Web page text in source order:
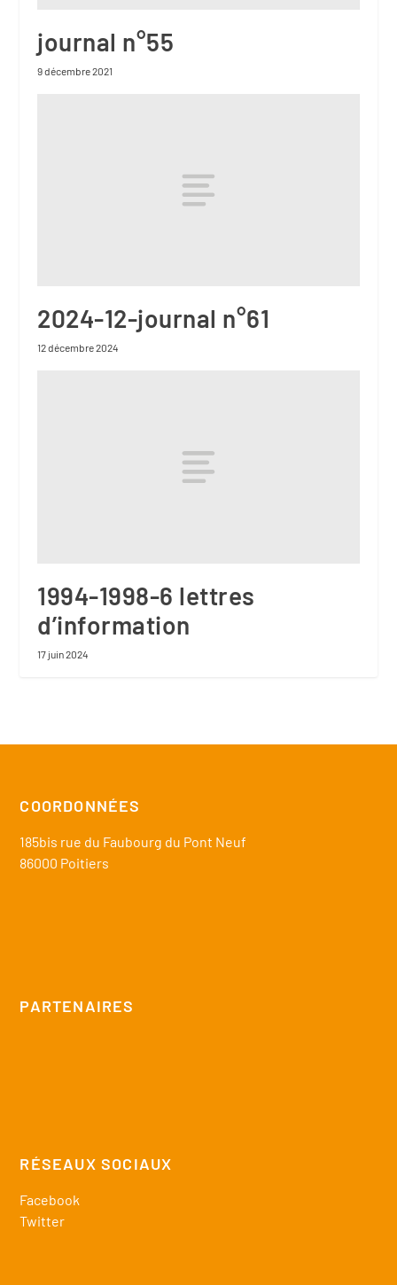
journal n°55
9 décembre 2021
2024-12-journal n°61
12 décembre 2024
1994-1998-6 lettres
d’information
17 juin 2024
COORDONNÉES
185bis rue du Faubourg du Pont Neuf
86000 Poitiers
PARTENAIRES
RÉSEAUX SOCIAUX
Facebook
Twitter